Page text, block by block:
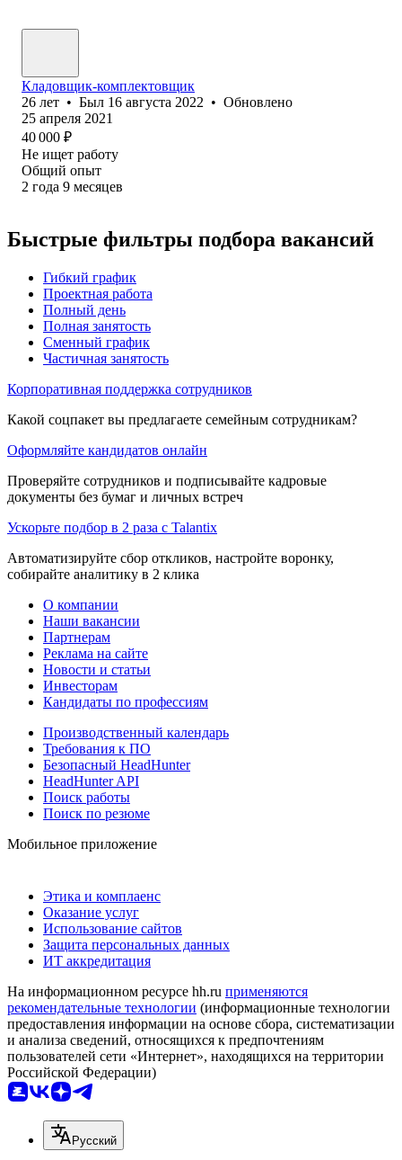
Кладовщик-комплектовщик
26 лет • Был 16 августа 2022 • Обновлено
25 апреля 2021
40 000 ₽
Не ищет работу
Общий опыт
2 года 9 месяцев
Быстрые фильтры подбора вакансий
Гибкий график
Проектная работа
Полный день
Полная занятость
Сменный график
Частичная занятость
Корпоративная поддержка сотрудников
Какой соцпакет вы предлагаете семейным сотрудникам?
Оформляйте кандидатов онлайн
Проверяйте сотрудников и подписывайте кадровые
документы без бумаг и личных встреч
Ускорьте подбор в 2 раза с Talantix
Автоматизируйте сбор откликов, настройте воронку,
собирайте аналитику в 2 клика
О компании
Наши вакансии
Партнерам
Реклама на сайте
Новости и статьи
Инвесторам
Кандидаты по профессиям
Производственный календарь
Требования к ПО
Безопасный HeadHunter
HeadHunter API
Поиск работы
Поиск по резюме
Мобильное приложение
Этика и комплаенс
Оказание услуг
Использование сайтов
Защита персональных данных
ИТ аккредитация
На информационном ресурсе hh.ru применяются
рекомендательные технологии (информационные технологии
предоставления информации на основе сбора, систематизации
и анализа сведений, относящихся к предпочтениям
пользователей сети «Интернет», находящихся на территории
Российской Федерации)
Русский